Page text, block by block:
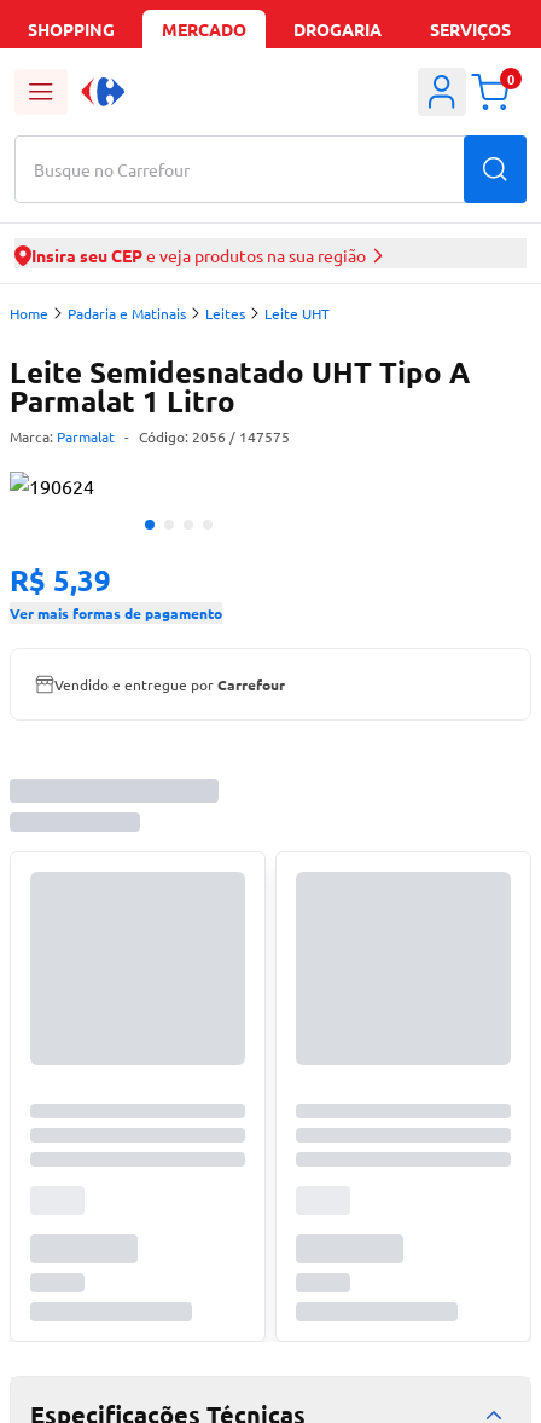
SHOPPING MERCADO DROGARIA SERVIÇOS
Busque no Carrefour
0
Insira seu CEPe veja produtos na sua região
Home Padaria e Matinais Leites Leite UHT
Leite Semidesnatado UHT Tipo A
Parmalat 1 Litro
Marca: Parmalat - Código: 2056 / 147575
R$ 5,39
Ver mais formas de pagamento
Vendido e entregue porCarrefour
Especificações Técnicas